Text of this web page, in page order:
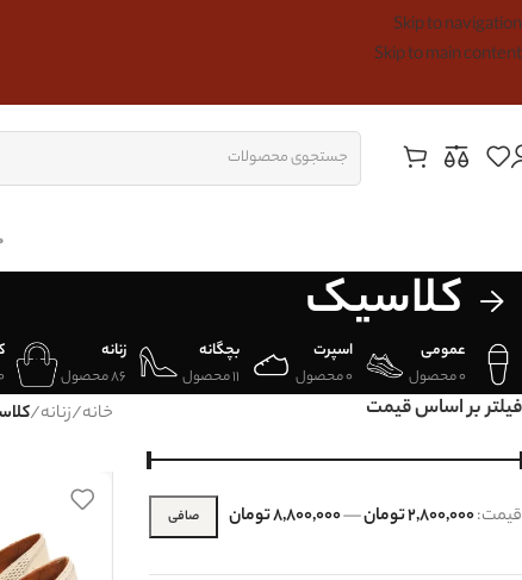
Skip to navigation
Skip to main content
کلاسیک
عمومی
0 محصول
اسپرت
0 محصول
بچگانه
11 محصول
زنانه
86 محصول 0
فیلتر بر اساس قیمت
صافی قيمت:2,800,000 تومان —8,800,000 تومان
خانه/زنانه/